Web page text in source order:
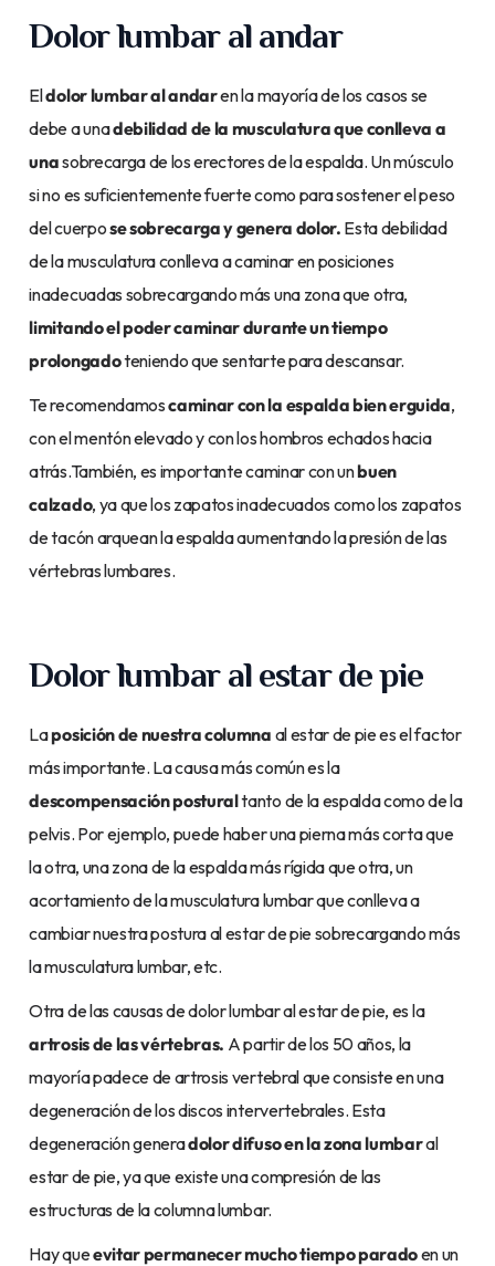
Dolor lumbar al andar
Eldolor lumbar al andaren la mayoría de los casos se
debe a unadebilidad de la musculatura que conlleva a
unasobrecarga de los erectores de la espalda. Un músculo
si no es suficientemente fuerte como para sostener el peso
del cuerpose sobrecarga y genera dolor. Esta debilidad
de la musculatura conlleva a caminar en posiciones
inadecuadas sobrecargando más una zona que otra,
limitando el poder caminar durante un tiempo
prolongadoteniendo que sentarte para descansar.
Te recomendamoscaminar con la espalda bien erguida,
con el mentón elevado y con los hombros echados hacia
atrás.También, es importante caminar con unbuen
calzado, ya que los zapatos inadecuados como los zapatos
de tacón arquean la espalda aumentando la presión de las
vértebras lumbares.
Dolor lumbar al estar de pie
Laposición de nuestra columna al estar de pie es el factor
más importante. La causa más común es la
descompensación posturaltanto de la espalda como de la
pelvis. Por ejemplo, puede haber una pierna más corta que
la otra, una zona de la espalda más rígida que otra, un
acortamiento de la musculatura lumbar que conlleva a
cambiar nuestra postura al estar de pie sobrecargando más
la musculatura lumbar, etc.
Otra de las causas de dolor lumbar al estar de pie, es la
artrosis de las vértebras. A partir de los 50 años, la
mayoría padece de artrosis vertebral que consiste en una
degeneración de los discos intervertebrales. Esta
degeneración generadolor difuso en la zona lumbaral
estar de pie, ya que existe una compresión de las
estructuras de la columna lumbar.
Hay queevitar permanecer mucho tiempo paradoen un